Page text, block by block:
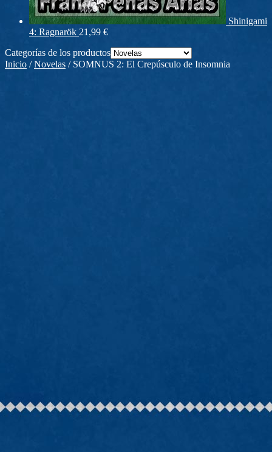
Shinigami
4: Ragnarök 21,99 €
Categorías de los productos
Inicio /Novelas / SOMNUS 2: El Crepúsculo de Insomnia